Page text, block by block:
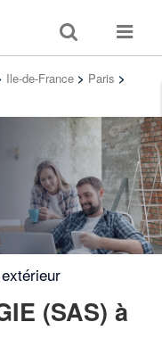
Toggle
search
Toggle
Ile-de-France > Paris >
(SAS) à